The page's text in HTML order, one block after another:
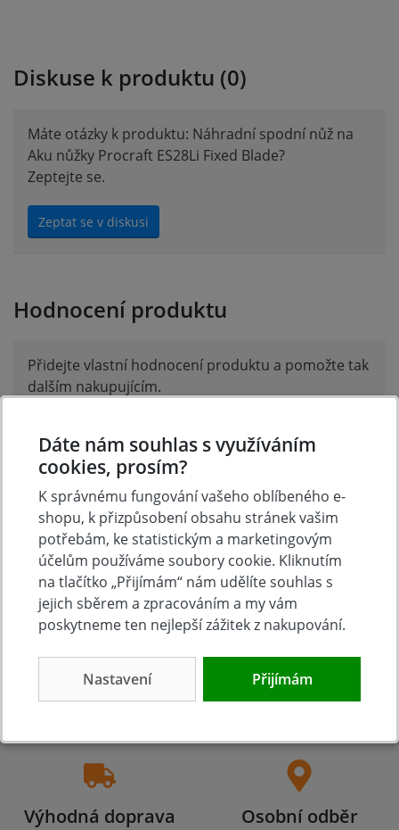
Aku nůžky Procraft
ES28Li Moving Blade
Diskuse k produktu (0)
Máte otázky k produktu: Náhradní spodní nůž na
Aku nůžky Procraft ES28Li Fixed Blade?
Zeptejte se.
Zeptat se v diskusi
Hodnocení produktu
Přidejte vlastní hodnocení produktu a pomožte tak
dalším nakupujícím.
Přidat vlastní hodnocení
Tradice Zboží skladem
Výhodná doprava Osobní odběr
Dáte nám souhlas s využíváním
cookies, prosím?
K správnému fungování vašeho oblíbeného e-
shopu, k přizpůsobení obsahu stránek vašim
potřebám, ke statistickým a marketingovým
účelům používáme soubory cookie. Kliknutím
na tlačítko „Přijímám“ nám udělíte souhlas s
jejich sběrem a zpracováním a my vám
poskytneme ten nejlepší zážitek z nakupování.
Nastavení Přijímám